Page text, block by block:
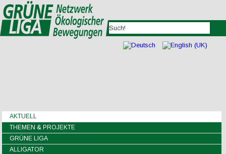
AKTUELL
THEMEN & PROJEKTE
GRÜNE LIGA
ALLIGATOR